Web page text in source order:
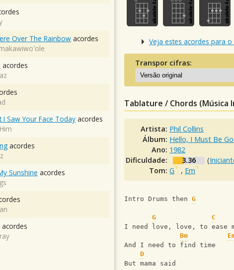
Veja estes acordes para
Transpor cifras:
Tablature / Chords (Música
Artista: Phil Collins
Álbum: Hello, I Must Be
Ano: 1982
Dificuldade:
3.36 (
Tom:G , Em
Intro Drums then G
G C
I need love, love, to ease
Bm
And I need to find time
D
But mama said
Over The Rainbow acordes
acordes
I Saw Your Face Today acordes
acordes
Sunshine acordes
acordes